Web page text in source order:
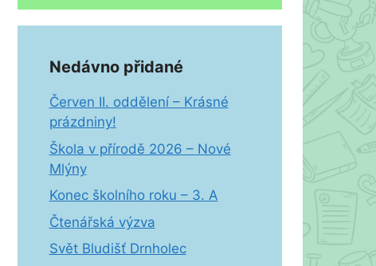
Nedávno přidané
Červen II. oddělení – Krásné
prázdniny!
Škola v přírodě 2026 – Nové
Mlýny
Konec školního roku – 3. A
Čtenářská výzva
Svět Bludišť Drnholec